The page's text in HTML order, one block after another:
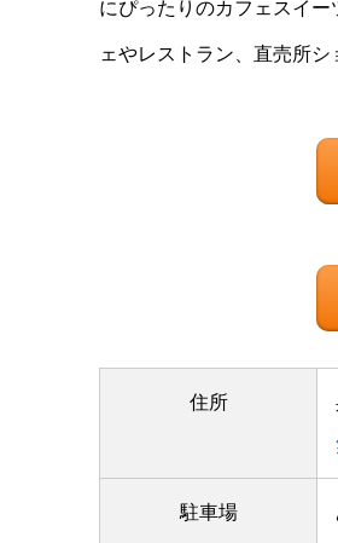
にぴったりのカフェスイ
ェやレストラン、直売所シ
住所
駐車場